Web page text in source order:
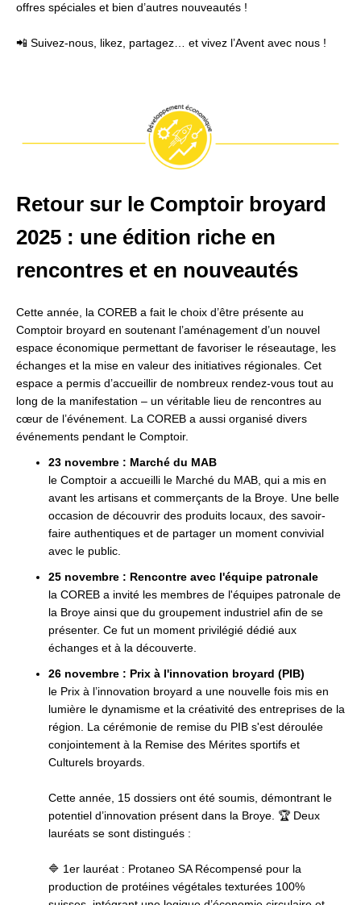
offres spéciales et bien d’autres nouveautés !
📲 Suivez-nous, likez, partagez… et vivez l’Avent avec nous !
Retour sur le Comptoir broyard
2025 : une édition riche en
rencontres et en nouveautés
Cette année, la COREB a fait le choix d’être présente au
Comptoir broyard en soutenant l’aménagement d’un nouvel
espace économique permettant de favoriser le réseautage, les
échanges et la mise en valeur des initiatives régionales. Cet
espace a permis d’accueillir de nombreux rendez-vous tout au
long de la manifestation – un véritable lieu de rencontres au
cœur de l’événement. La COREB a aussi organisé divers
événements pendant le Comptoir.
23 novembre : Marché du MAB
le Comptoir a accueilli le Marché du MAB, qui a mis en
avant les artisans et commerçants de la Broye. Une belle
occasion de découvrir des produits locaux, des savoir-
faire authentiques et de partager un moment convivial
avec le public.
25 novembre : Rencontre avec l'équipe patronale
la COREB a invité les membres de l'équipes patronale de
la Broye ainsi que du groupement industriel afin de se
présenter. Ce fut un moment privilégié dédié aux
échanges et à la découverte.
26 novembre : Prix à l'innovation broyard (PIB)
le Prix à l’innovation broyard a une nouvelle fois mis en
lumière le dynamisme et la créativité des entreprises de la
région. La cérémonie de remise du PIB s'est déroulée
conjointement à la Remise des Mérites sportifs et
Culturels broyards.
Cette année, 15 dossiers ont été soumis, démontrant le
potentiel d’innovation présent dans la Broye. 🏆 Deux
lauréats se sont distingués :
🔷 1er lauréat : Protaneo SA Récompensé pour la
production de protéines végétales texturées 100%